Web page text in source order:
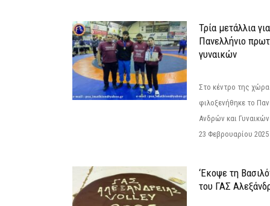
Τρία μετάλλια
Πανελλήνιο
γυναικών
Στο κέντρο της
φιλοξενήθηκε το
Ανδρών και
23 Φεβρουαρίου
‘Εκοψε τη
του ΓΑΣ